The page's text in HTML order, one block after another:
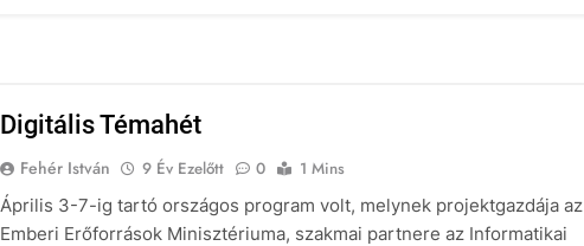
Digitális Témahét
Fehér István 9 Év Ezelőtt 0
1 Mins
Április 3-7-ig tartó országos program volt, melynek projektgazdája az
Emberi Erőforrások Minisztériuma, szakmai partnere az Informatikai